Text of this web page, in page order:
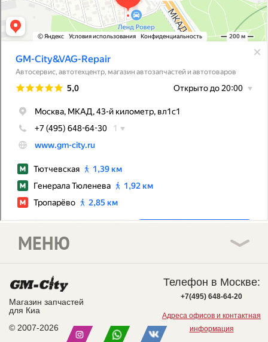
Магазин запчастей
для Киа
© 2007-2026
МЕНЮ
Телефон в Москве:
+7(495) 648-64-20
Адреса офисов и контактная
информация